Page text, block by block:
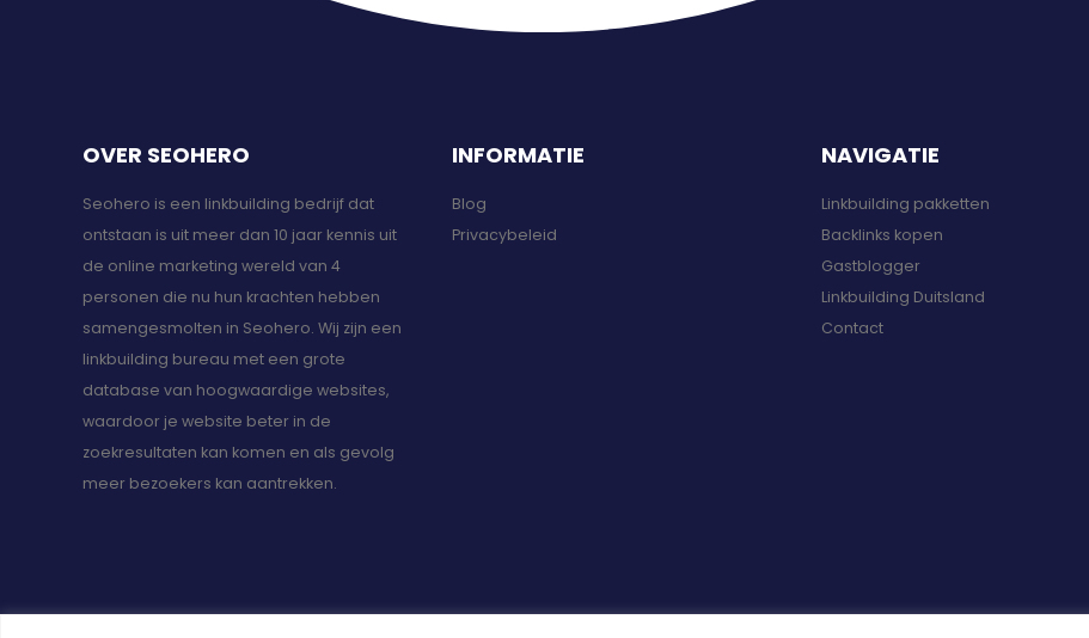
OVER SEOHERO
Seohero is een linkbuilding bedrijf dat
ontstaan is uit meer dan 10 jaar kennis uit
de online marketing wereld van 4
personen die nu hun krachten hebben
samengesmolten in Seohero. Wij zijn een
linkbuilding bureau met een grote
database van hoogwaardige websites,
waardoor je website beter in de
zoekresultaten kan komen en als gevolg
meer bezoekers kan aantrekken.
INFORMATIE
Blog
Privacybeleid
NAVIGATIE
Linkbuilding pakketten
Backlinks kopen
Gastblogger
Linkbuilding Duitsland
Contact